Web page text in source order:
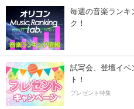
毎週の音楽ランキ
ク！
試写会、登壇イベ
ト！
プレゼント特集